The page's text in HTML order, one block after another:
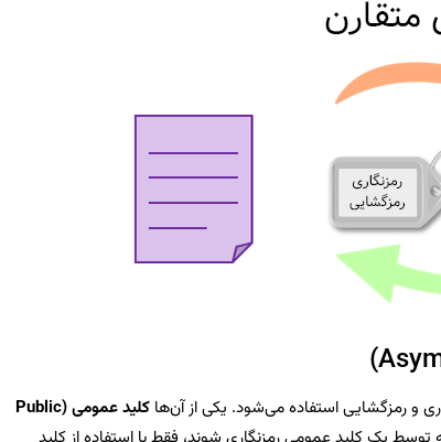
و رمزگشایی استفاده می‌شود. یکی از آن‌ها
کلید عمومی (Public